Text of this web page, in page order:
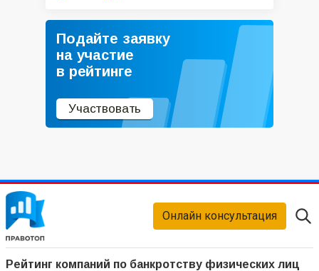
Подайте заявку
на участие
в рейтинге
Участвовать
Рейтинг компаний по банкротству физических лиц
Онлайн консультация